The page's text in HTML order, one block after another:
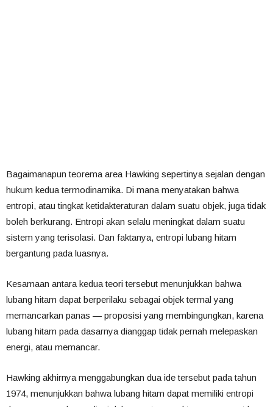
Bagaimanapun teorema area Hawking sepertinya sejalan dengan
hukum kedua termodinamika. Di mana menyatakan bahwa
entropi, atau tingkat ketidakteraturan dalam suatu objek, juga tidak
boleh berkurang. Entropi akan selalu meningkat dalam suatu
sistem yang terisolasi. Dan faktanya, entropi lubang hitam
bergantung pada luasnya.
Kesamaan antara kedua teori tersebut menunjukkan bahwa
lubang hitam dapat berperilaku sebagai objek termal yang
memancarkan panas — proposisi yang membingungkan, karena
lubang hitam pada dasarnya dianggap tidak pernah melepaskan
energi, atau memancar.
Hawking akhirnya menggabungkan dua ide tersebut pada tahun
1974, menunjukkan bahwa lubang hitam dapat memiliki entropi